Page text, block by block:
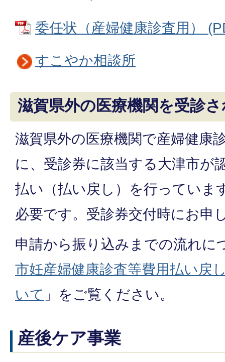
委任状（産婦健康診査用）
すこやか相談所
滋賀県外の医療機関を受診
滋賀県外の医療機関で産婦健康
に、受診券に該当する大津市が
払い（払い戻し）を行っていま
必要です。受診券交付時にお申
申請から振り込みまでの流れに
市妊産婦健康診査等費用払い戻
いて 」をご覧ください。
産後ケア事業